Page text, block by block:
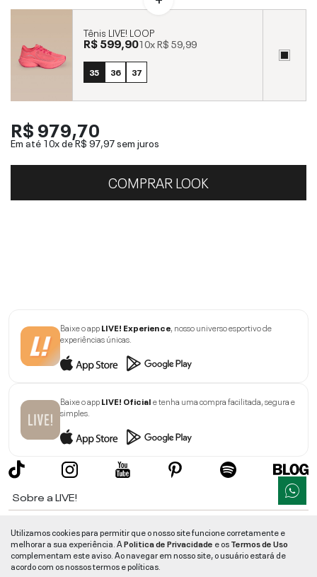
Tênis LIVE! LOOP
R$ 599,9010xR$ 59,99
35 36 37
R$ 979,70
Em até 10x deR$ 97,97sem juros
COMPRAR LOOK
Baixe o appLIVE! Experience, nosso universo esportivo de
experiências únicas.
Baixe o appLIVE! Oficiale tenha uma compra facilitada, segura e
simples.
Sobre a LIVE!
Informações
Utilizamos cookies para permitir que o nosso site funcione corretamente e
melhorar a sua experiência. APolitica de Privacidade e osTermos de Uso
complementam este aviso. Ao navegar em nosso site, o usuário estará de
acordo com os nossos termos e políticas.